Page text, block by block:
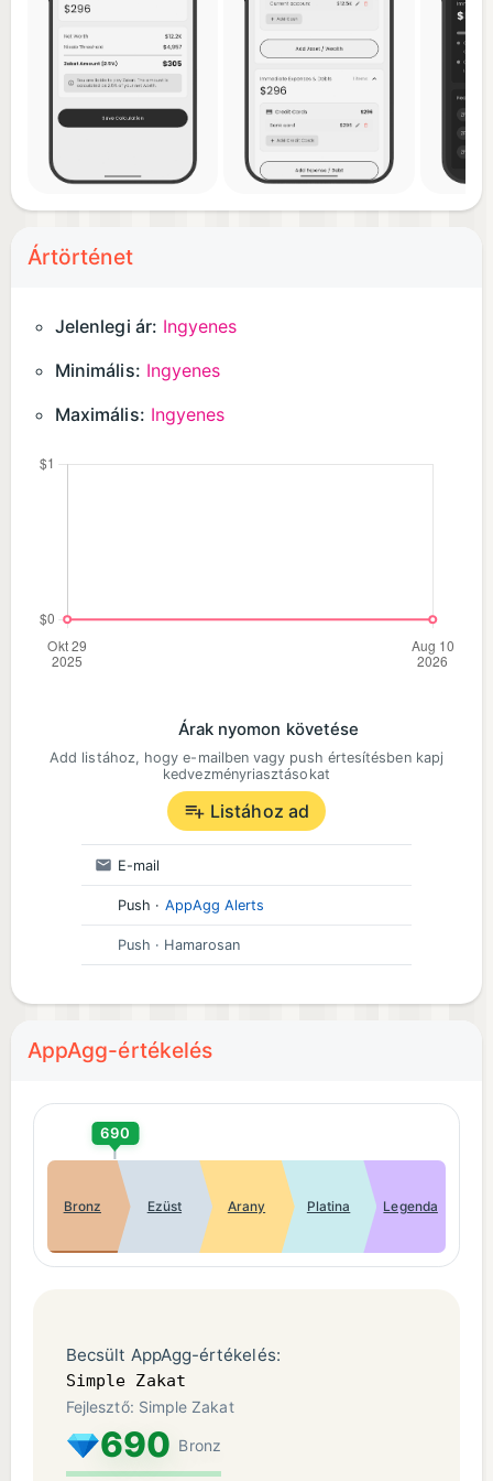
collection. Everything happens on your device,
ensuring your sensitive financial information
remains private and secure.
Our calculation methodology is based on authentic
Islamic scholarship, ensuring your Zakat
Ártörténet
Jelenlegi ár: Ingyenes
Minimális: Ingyenes
Maximális: Ingyenes
Árak nyomon követése
Add listához, hogy e-mailben vagy push értesítésben kapj
kedvezményriasztásokat
Listához ad
E-mail
Push · AppAgg Alerts
Push · Hamarosan
AppAgg-értékelés
690
Bronz Ezüst Arany Platina Legenda
Becsült AppAgg-értékelés:
Simple Zakat
Fejlesztő: Simple Zakat
690 Bronz